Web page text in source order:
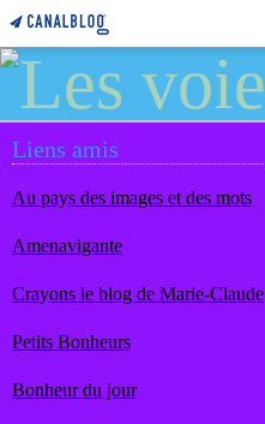
Liens amis
Au pays des images et des mots
Amenavigante
Crayons le blog de Marie-Claude
Petits Bonheurs
Bonheur du jour